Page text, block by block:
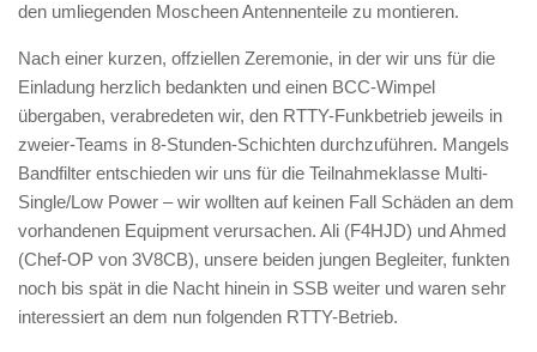
den umliegenden Moscheen Antennenteile zu montieren.
Nach einer kurzen, offziellen Zeremonie, in der wir uns für die
Einladung herzlich bedankten und einen BCC-Wimpel
übergaben, verabredeten wir, den RTTY-Funkbetrieb jeweils in
zweier-Teams in 8-Stunden-Schichten durchzuführen. Mangels
Bandfilter entschieden wir uns für die Teilnahmeklasse Multi-
Single/Low Power – wir wollten auf keinen Fall Schäden an dem
vorhandenen Equipment verursachen. Ali (F4HJD) und Ahmed
(Chef-OP von 3V8CB), unsere beiden jungen Begleiter, funkten
noch bis spät in die Nacht hinein in SSB weiter und waren sehr
interessiert an dem nun folgenden RTTY-Betrieb.